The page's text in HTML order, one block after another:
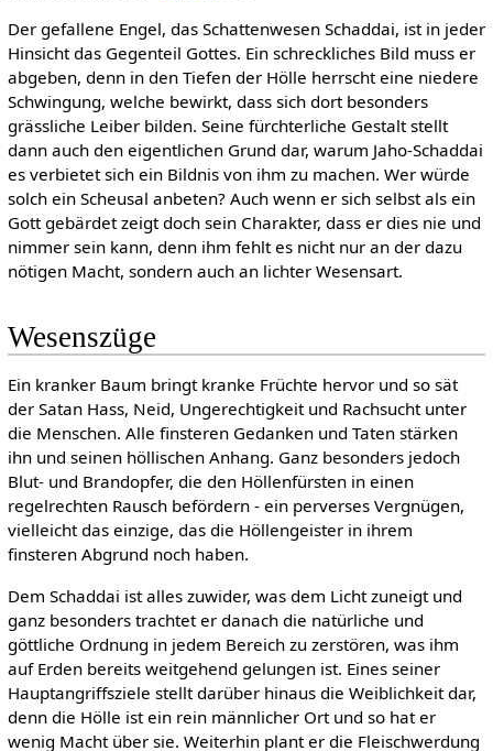
Der gefallene Engel, das Schattenwesen Schaddai, ist in jeder
Hinsicht das Gegenteil Gottes. Ein schreckliches Bild muss er
abgeben, denn in den Tiefen der Hölle herrscht eine niedere
Schwingung, welche bewirkt, dass sich dort besonders
grässliche Leiber bilden. Seine fürchterliche Gestalt stellt
dann auch den eigentlichen Grund dar, warum Jaho-Schaddai
es verbietet sich ein Bildnis von ihm zu machen. Wer würde
solch ein Scheusal anbeten? Auch wenn er sich selbst als ein
Gott gebärdet zeigt doch sein Charakter, dass er dies nie und
nimmer sein kann, denn ihm fehlt es nicht nur an der dazu
nötigen Macht, sondern auch an lichter Wesensart.
Wesenszüge
Ein kranker Baum bringt kranke Früchte hervor und so sät
der Satan Hass, Neid, Ungerechtigkeit und Rachsucht unter
die Menschen. Alle finsteren Gedanken und Taten stärken
ihn und seinen höllischen Anhang. Ganz besonders jedoch
Blut- und Brandopfer, die den Höllenfürsten in einen
regelrechten Rausch befördern - ein perverses Vergnügen,
vielleicht das einzige, das die Höllengeister in ihrem
finsteren Abgrund noch haben.
Dem Schaddai ist alles zuwider, was dem Licht zuneigt und
ganz besonders trachtet er danach die natürliche und
göttliche Ordnung in jedem Bereich zu zerstören, was ihm
auf Erden bereits weitgehend gelungen ist. Eines seiner
Hauptangriffsziele stellt darüber hinaus die Weiblichkeit dar,
denn die Hölle ist ein rein männlicher Ort und so hat er
wenig Macht über sie. Weiterhin plant er die Fleischwerdung